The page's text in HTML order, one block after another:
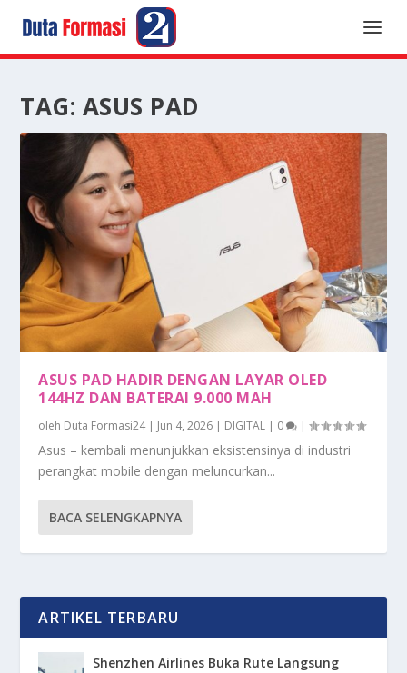
TAG: ASUS PAD
ASUS PAD HADIR DENGAN LAYAR OLED
144HZ DAN BATERAI 9.000 MAH
oleh Duta Formasi24| Jun 4, 2026 | DIGITAL | 0 |
Asus – kembali menunjukkan eksistensinya di industri
perangkat mobile dengan meluncurkan...
BACA SELENGKAPNYA
ARTIKEL TERBARU
Shenzhen Airlines Buka Rute Langsung